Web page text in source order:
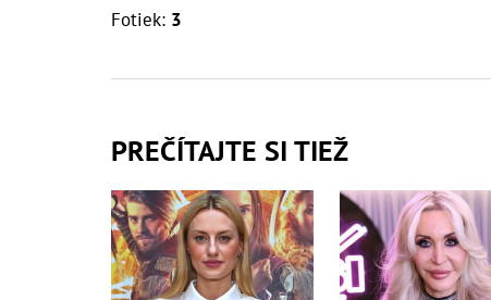
Fotiek: 3
PREČÍTAJTE SI TIEŽ